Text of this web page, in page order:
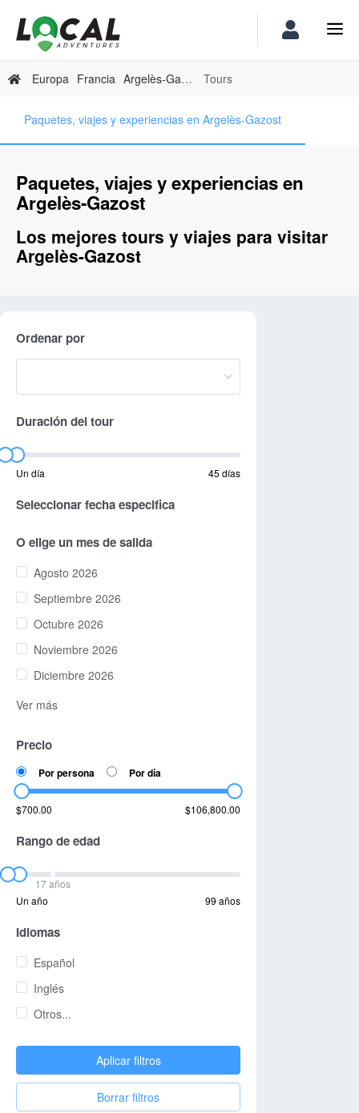
Europa Francia Argelès-Gazost Tours
Paquetes, viajes y experiencias en Argelès-Gazost
Paquetes, viajes y experiencias en
Argelès-Gazost
Los mejores tours y viajes para visitar
Argelès-Gazost
Ordenar por
Duración del tour
Un día 45 días
Seleccionar fecha especifica
O elige un mes de salida
Agosto 2026
Septiembre 2026
Octubre 2026
Noviembre 2026
Diciembre 2026
Ver más
Precio
Por persona Por día
$700.00 $106,800.00
Rango de edad
17 años
Un año
99 años
Idiomas
Español
Inglés
Otros...
Aplicar filtros
Borrar filtros